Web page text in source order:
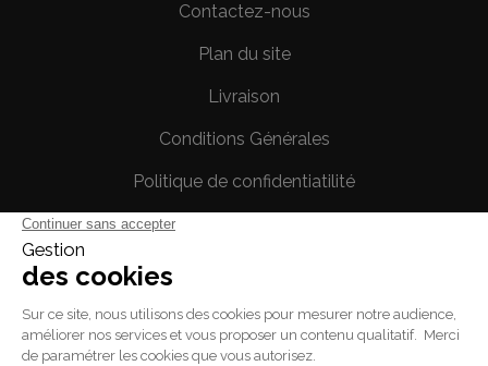
Contactez-nous
Plan du site
Livraison
Conditions Générales
Politique de confidentiatilité
Votre compte
Informations personnelles